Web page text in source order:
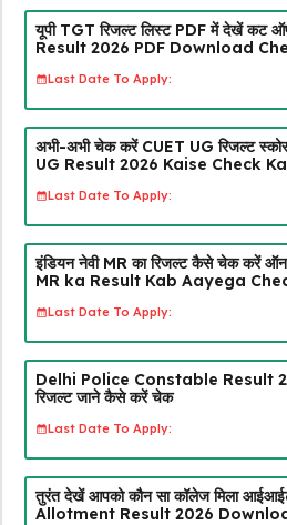
यूपी TGT रिजल्ट लिस्ट PDF में देखें कट
Result 2026 PDF Download
Last Date To Apply:
अभी-अभी चेक करें CUET UG रिजल्ट
UG Result 2026 Kaise Check
Last Date To Apply:
इंडियन नेवी MR का रिजल्ट कैसे चेक करें
MR ka Result Kab Aayega
Last Date To Apply:
Delhi Police Constable Result
रिजल्ट जाने कैसे करें चेक
Last Date To Apply:
तुरंत देखें आपको कौन सा कॉलेज मिला
Allotment Result 2026